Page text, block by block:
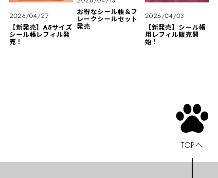
2026/04/27
【新発売】A5サイズ
シール帳レフィル発
売！
お得なシール帳＆フ
レークシールセット
発売
2026/04/03
【新発売】シール帳
用レフィル販売開
始！
TOPへ